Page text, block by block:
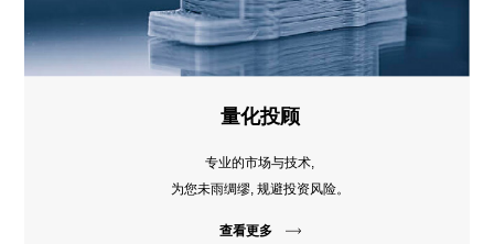
量化投顾
专业的市场与技术,
为您未雨绸缪, 规避投资风险。
查看更多